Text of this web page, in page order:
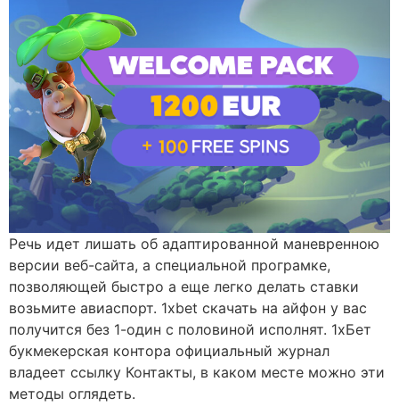
Речь идет лишать об адаптированной маневренною
версии веб-сайта, а специальной програмке,
позволяющей быстро а еще легко делать ставки
возьмите авиаспорт. 1xbet скачать на айфон у вас
получится без 1-один с половиной исполнят. 1хБет
букмекерская контора официальный журнал
владеет ссылку Контакты, в каком месте можно эти
методы оглядеть.